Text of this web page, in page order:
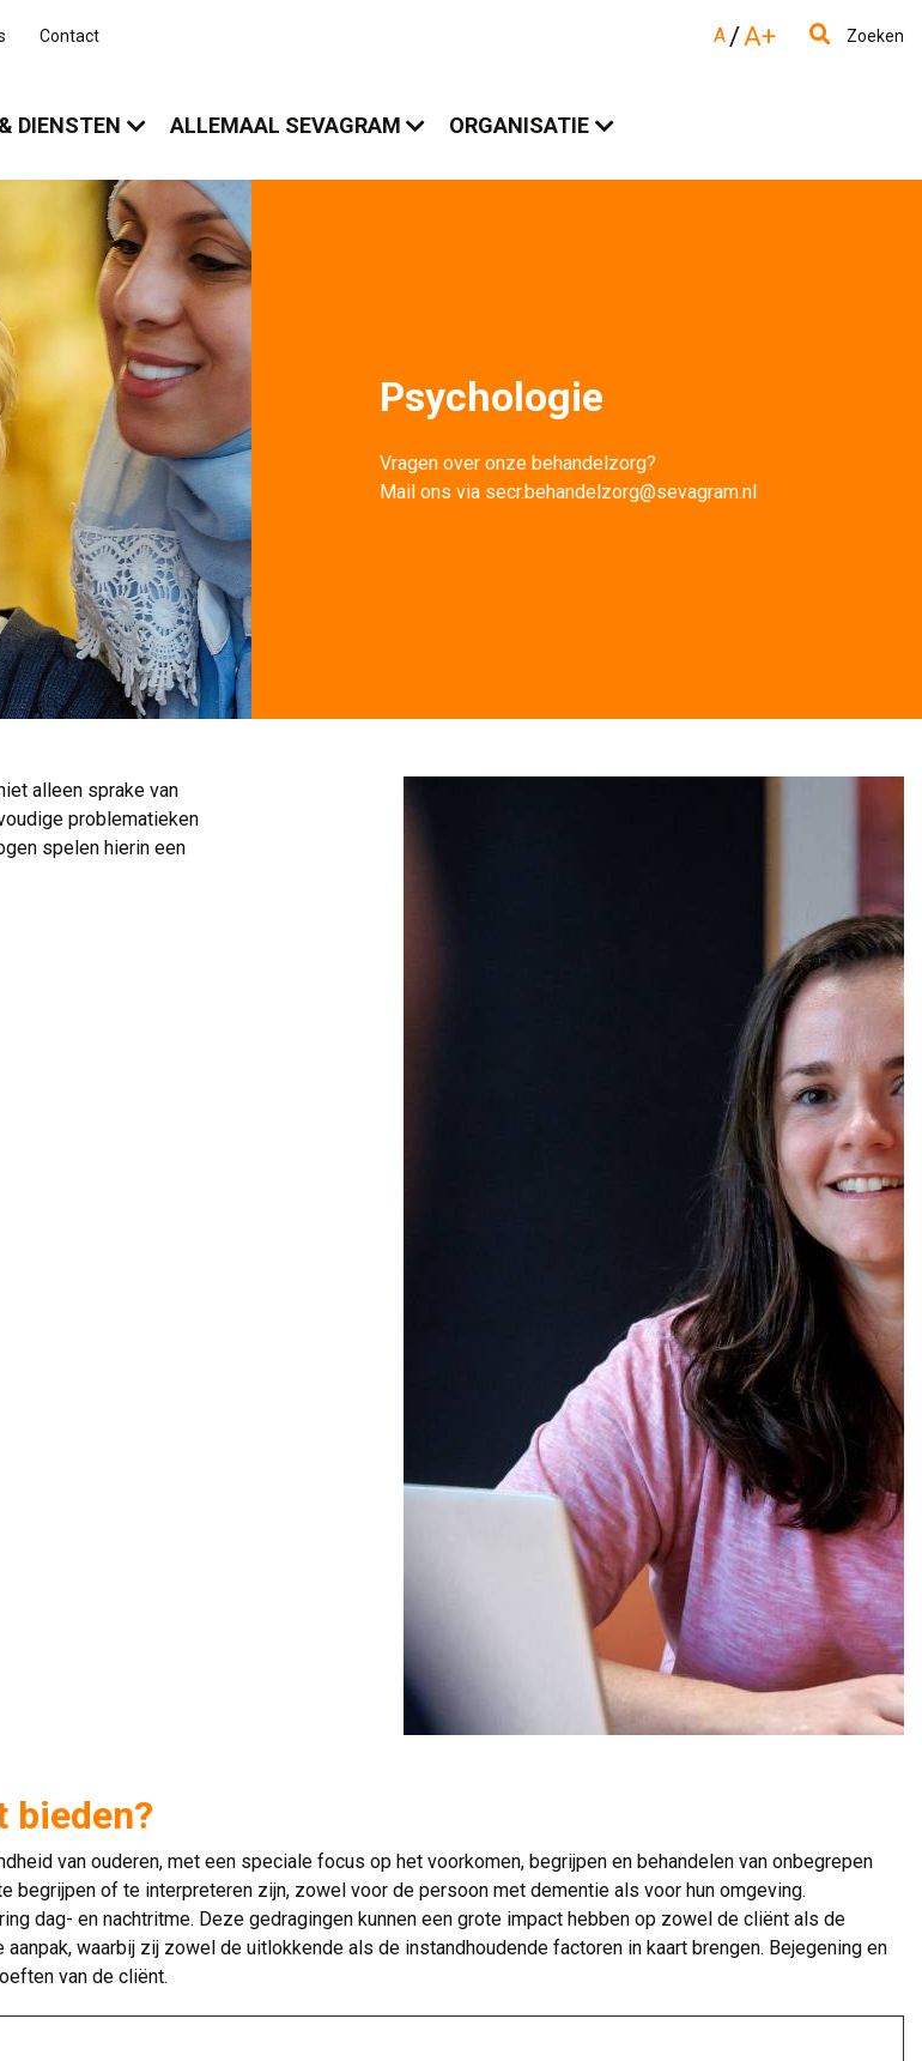
Contact A /A+ Zoeken
DIENSTEN ALLEMAAL SEVAGRAM ORGANISATIE
Psychologie
Vragen over onze behandelzorg?
Mail ons via secr.behandelzorg@sevagram.nl
alleen sprake van
problematieken
spelen hierin een
bieden?
van ouderen, met een speciale focus op het voorkomen, begrijpen en behandelen van onbegrepen
of te interpreteren zijn, zowel voor de persoon met dementie als voor hun omgeving.
dag- en nachtritme. Deze gedragingen kunnen een grote impact hebben op zowel de cliënt als de
waarbij zij zowel de uitlokkende als de instandhoudende factoren in kaart brengen. Bejegening en
van de cliënt.